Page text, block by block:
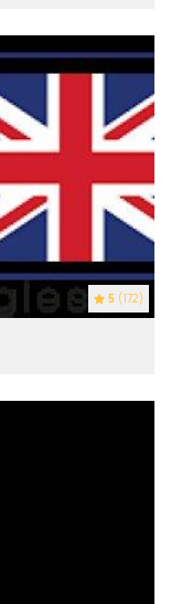
5 (172)